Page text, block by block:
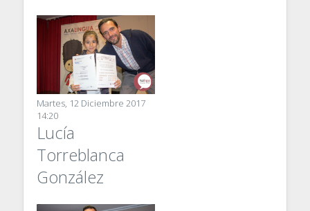
Martes, 12 Diciembre 2017
14:20
Lucía
Torreblanca
González